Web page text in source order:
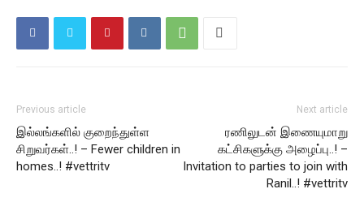
Previous article
இல்லங்களில் குறைந்துள்ள
சிறுவர்கள்..! – Fewer children in
homes..! #vettritv
Next article
ரணிலுடன் இணையுமாறு
கட்சிகளுக்கு அழைப்பு..! –
Invitation to parties to join with
Ranil..! #vettritv